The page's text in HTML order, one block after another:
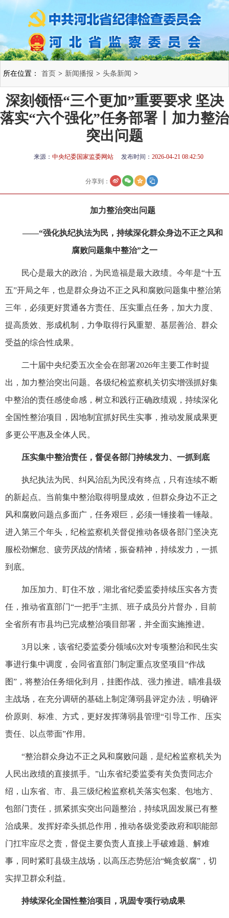
所在位置： 首页 > 新闻播报 > 头条新闻 >
深刻领悟“三个更加”重要要求 坚决
落实“六个强化”任务部署丨加力整治
突出问题
来源： 中央纪委国家监委网站 发布时间： 2026-04-21 08:42:50
分享到：
加力整治突出问题
——“强化执纪执法为民，持续深化群众身边不正之风和
腐败问题集中整治”之一
民心是最大的政治，为民造福是最大政绩。今年是“十五
五”开局之年，也是群众身边不正之风和腐败问题集中整治第
三年，必须更好贯通各方责任、压实重点任务，加大力度、
提高质效、形成机制，力争取得行风重塑、基层善治、群众
受益的综合性成果。
二十届中央纪委五次全会在部署2026年主要工作时提
出，加力整治突出问题。各级纪检监察机关切实增强抓好集
中整治的责任感使命感，树立和践行正确政绩观，持续深化
全国性整治项目，因地制宜抓好民生实事，推动发展成果更
多更公平惠及全体人民。
压实集中整治责任，督促各部门持续发力、一抓到底
执纪执法为民、纠风治乱为民没有终点，只有连续不断
的新起点。当前集中整治取得明显成效，但群众身边不正之
风和腐败问题点多面广，任务艰巨，必须一锤接着一锤敲。
进入第三个年头，纪检监察机关督促推动各级各部门坚决克
服松劲懈怠、疲劳厌战的情绪，振奋精神，持续发力，一抓
到底。
加压加力、盯住不放，湖北省纪委监委持续压实各方责
任，推动省直部门“一把手”主抓、班子成员分片督办，目前
全省所有市县均已完成整治项目部署，并全面实施推进。
3月以来，该省纪委监委分领域6次对专项整治和民生实
事进行集中调度，会同省直部门制定重点攻坚项目“作战
图”，将整治任务细化到月，挂图作战、强力推进。瞄准县级
主战场，在充分调研的基础上制定薄弱县评定办法，明确评
价原则、标准、方式，更好发挥薄弱县管理“引导工作、压实
责任、以点带面”作用。
“整治群众身边不正之风和腐败问题，是纪检监察机关为
人民出政绩的直接抓手。”山东省纪委监委有关负责同志介
绍，山东省、市、县三级纪检监察机关落实包案、包地方、
包部门责任，抓紧抓实突出问题整治，持续巩固发展已有整
治成果。发挥好牵头抓总作用，推动各级党委政府和职能部
门扛牢应尽之责，督促主要负责人直接上手破难题、解难
事，同时紧盯县级主战场，以高压态势惩治“蝇贪蚁腐”，切
实捍卫群众利益。
持续深化全国性整治项目，巩固专项行动成果